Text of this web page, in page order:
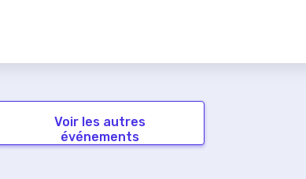
Voir les autres
événements